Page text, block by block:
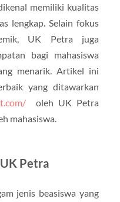
memiliki kualitas
lengkap. Selain fokus
UK Petra juga
bagi mahasiswa
menarik. Artikel ini
yang ditawarkan
oleh UK Petra
mahasiswa.
Petra
jenis beasiswa yang